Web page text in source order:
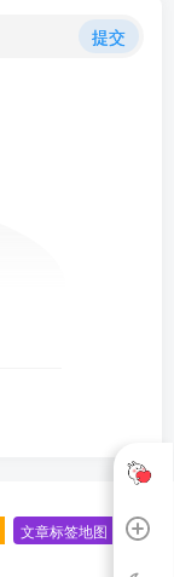
提交
文章标签地图